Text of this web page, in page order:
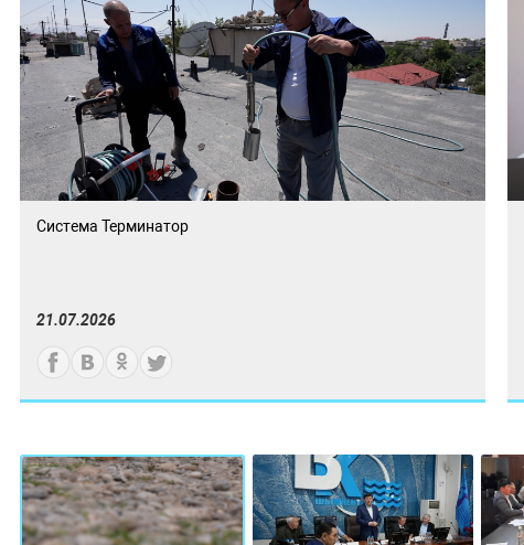
Система Терминатор
21.07.2026